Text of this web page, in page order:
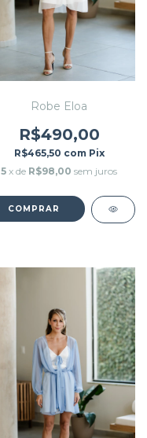
Robe Eloa
R$490,00
R$465,50 com Pix
5 x de R$98,00 sem juros
COMPRAR